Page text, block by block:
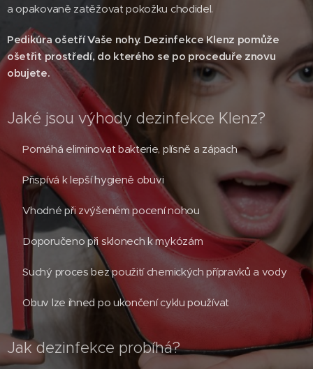
a opakovaně zatěžovat pokožku chodidel.
Pedikúra ošetří Vaše nohy. Dezinfekce Klenz pomůže
ošetřit prostředí, do kterého se po proceduře znovu
obujete.
Jaké jsou výhody dezinfekce Klenz?
✔ Pomáhá eliminovat bakterie, plísně a zápach
✔ Přispívá k lepší hygieně obuvi
✔ Vhodné při zvýšeném pocení nohou
✔ Doporučeno při sklonech k mykózám
✔ Suchý proces bez použití chemických přípravků a vody
✔ Obuv lze ihned po ukončení cyklu používat
Jak dezinfekce probíhá?